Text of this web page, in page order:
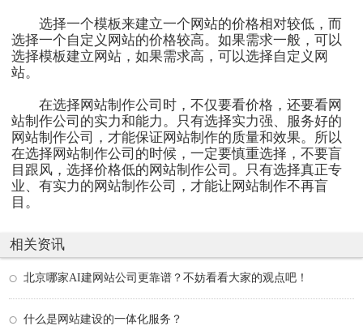
选择一个模板来建立一个网站的价格相对较低，而
选择一个自定义网站的价格较高。如果需求一般，可以
选择模板建立网站，如果需求高，可以选择自定义网
站。
在选择网站制作公司时，不仅要看价格，还要看网
站制作公司的实力和能力。只有选择实力强、服务好的
网站制作公司，才能保证网站制作的质量和效果。所以
在选择网站制作公司的时候，一定要慎重选择，不要盲
目跟风，选择价格低的网站制作公司。只有选择真正专
业、有实力的网站制作公司，才能让网站制作不再盲
目。
相关资讯
北京哪家AI建网站公司更靠谱？不妨看看大家的观点吧！
什么是网站建设的一体化服务？